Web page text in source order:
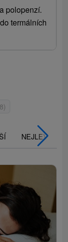
polopenzí.
termálních
NEJLEVNĚJŠÍ